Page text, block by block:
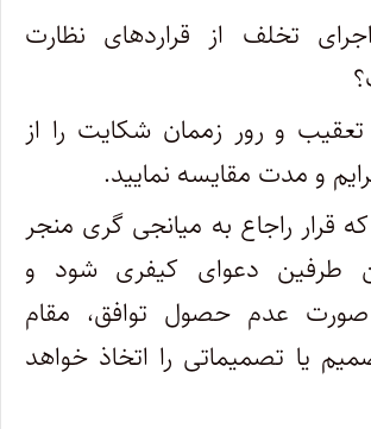
تخلف از قراردهای نظارت
تعقیب و رور زممان شکایت را از
و مدت مقایسه نمایید.
قرار راجاع به میانجی گری منجر
طرفین دعوای کیفری شود و
عدم حصول توافق، مقام
یا تصمیماتی را اتخاذ خواهد